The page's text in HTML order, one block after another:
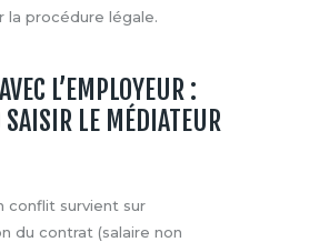
la procédure légale.
L’EMPLOYEUR :
LE MÉDIATEUR
conflit survient sur
du contrat (salaire non